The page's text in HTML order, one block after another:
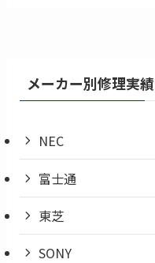
メーカー別修理実績
NEC
富士通
東芝
SONY